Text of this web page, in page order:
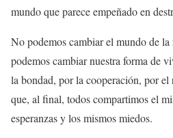
mundo que parece empeñado en
No podemos cambiar el mundo de la
podemos cambiar nuestra forma de
la bondad, por la cooperación, por el
que, al final, todos compartimos el
esperanzas y los mismos miedos.